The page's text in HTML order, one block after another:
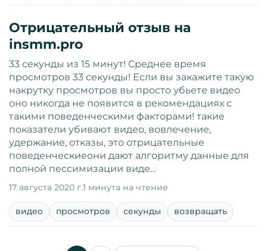
Отрицательный отзыв на
insmm.pro
33 секунды из 15 минут! Среднее время
просмотров 33 секунды! Если вы закажите такую
накрутку просмотров вы просто убьете видео
оно никогда не появится в рекомендациях с
такими поведенческими факторами! такие
показатели убивают видео, вовлечение,
удержание, отказы, это отрицательные
поведенческиеони дают алгоритму данные для
полной пессимизации виде…
17 августа 2020 г.1 минута на чтение
видео просмотров секунды возвращать